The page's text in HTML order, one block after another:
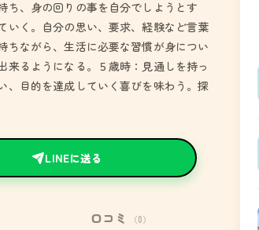
ち、身の回りの事を自分でしようとす
いく。自分の思い、要求、経験など言葉
ちながら、生活に必要な習慣が身につい
るようになる。５歳時：見通しを持っ
、目的を達成していく喜びを味わう。探
LINEに送る
口コミ （0）